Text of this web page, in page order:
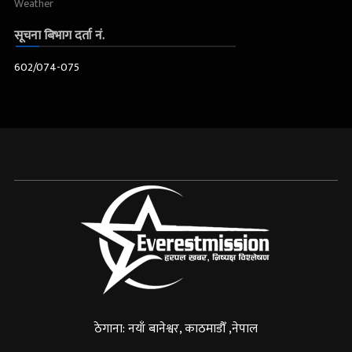
सूचना बिभाग दर्ता नं.
602/074-075
ठेगाना: नयाँ बानेश्वर, काठमाडौँ ,नेपाल